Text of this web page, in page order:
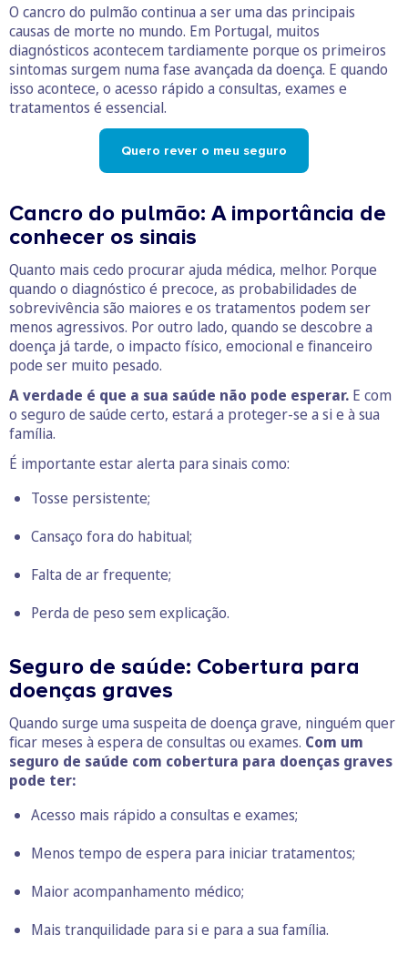
O cancro do pulmão continua a ser uma das principais
causas de morte no mundo. Em Portugal, muitos
diagnósticos acontecem tardiamente porque os primeiros
sintomas surgem numa fase avançada da doença. E quando
isso acontece, o acesso rápido a consultas, exames e
tratamentos é essencial.
Quero rever o meu seguro
Cancro do pulmão: A importância de
conhecer os sinais
Quanto mais cedo procurar ajuda médica, melhor. Porque
quando o diagnóstico é precoce, as probabilidades de
sobrevivência são maiores e os tratamentos podem ser
menos agressivos. Por outro lado, quando se descobre a
doença já tarde, o impacto físico, emocional e financeiro
pode ser muito pesado.
A verdade é que a sua saúde não pode esperar. E com
o seguro de saúde certo, estará a proteger-se a si e à sua
família.
É importante estar alerta para sinais como:
Tosse persistente;
Cansaço fora do habitual;
Falta de ar frequente;
Perda de peso sem explicação.
Seguro de saúde: Cobertura para
doenças graves
Quando surge uma suspeita de doença grave, ninguém quer
ficar meses à espera de consultas ou exames. Com um
seguro de saúde com cobertura para doenças graves
pode ter:
Acesso mais rápido a consultas e exames;
Menos tempo de espera para iniciar tratamentos;
Maior acompanhamento médico;
Mais tranquilidade para si e para a sua família.